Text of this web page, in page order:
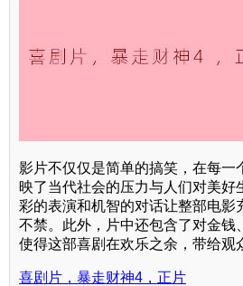
影片不仅仅是简单的搞笑，在每一
映了当代社会的压力与人们对美好
彩的表演和机智的对话让整部电影
不禁。此外，片中还包含了对金钱
使得这部喜剧在欢乐之余，带给观
喜剧片，暴走财神4，正片